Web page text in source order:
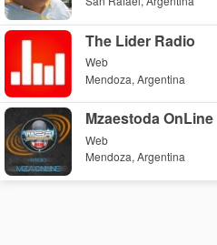
The Lider Radio
Web
Mendoza, Argentina
Mzaestoda OnLine
Web
Mendoza, Argentina